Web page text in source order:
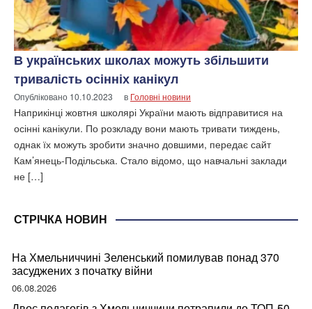
В українських школах можуть збільшити
тривалість осінніх канікул
Опубліковано 10.10.2023 в Головні новини
Наприкінці жовтня школярі України мають відправитися на
осінні канікули. По розкладу вони мають тривати тиждень,
однак їх можуть зробити значно довшими, передає сайт
Кам’янець-Подільська. Стало відомо, що навчальні заклади
не […]
СТРІЧКА НОВИН
На Хмельниччині Зеленський помилував понад 370
засуджених з початку війни
06.08.2026